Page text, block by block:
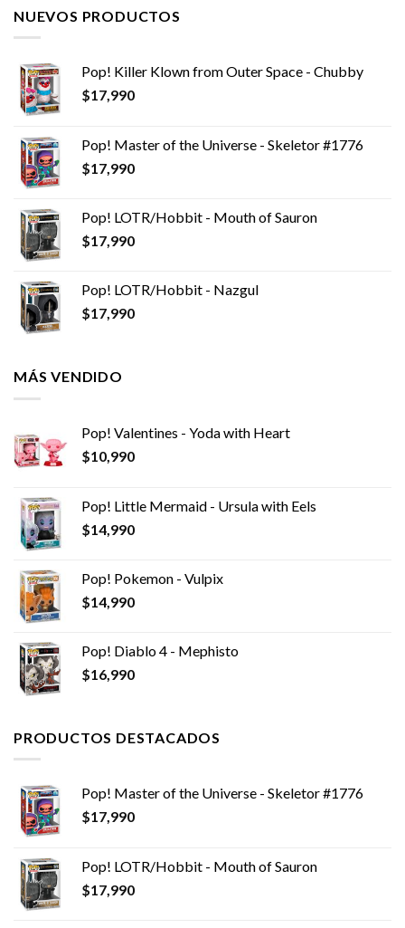
NUEVOS PRODUCTOS
Pop! Killer Klown from Outer Space - Chubby
$17,990
Pop! Master of the Universe - Skeletor #1776
$17,990
Pop! LOTR/Hobbit - Mouth of Sauron
$17,990
Pop! LOTR/Hobbit - Nazgul
$17,990
MÁS VENDIDO
Pop! Valentines - Yoda with Heart
$10,990
Pop! Little Mermaid - Ursula with Eels
$14,990
Pop! Pokemon - Vulpix
$14,990
Pop! Diablo 4 - Mephisto
$16,990
PRODUCTOS DESTACADOS
Pop! Master of the Universe - Skeletor #1776
$17,990
Pop! LOTR/Hobbit - Mouth of Sauron
$17,990